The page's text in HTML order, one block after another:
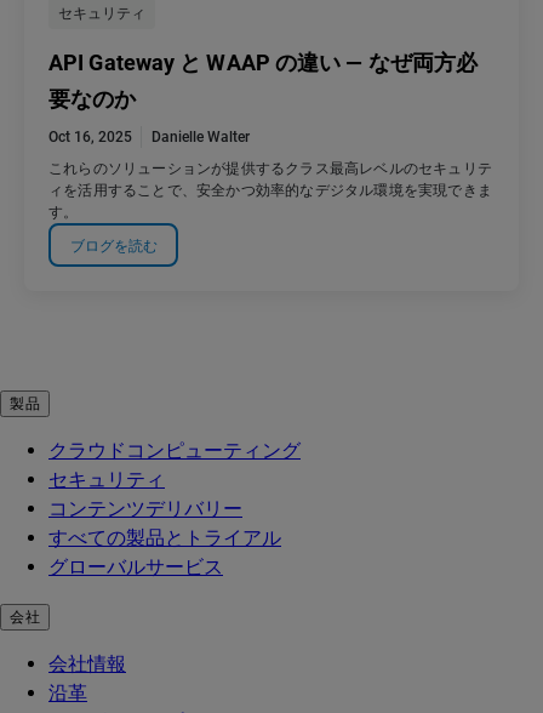
セキュリティ
API Gateway と WAAP の違い — なぜ両方必
要なのか
Oct 16, 2025
Danielle Walter
これらのソリューションが提供するクラス最高レベルのセキュリテ
ィを活用することで、安全かつ効率的なデジタル環境を実現できま
す。
ブログを読む
製品
クラウドコンピューティング
セキュリティ
コンテンツデリバリー
すべての製品とトライアル
グローバルサービス
会社
会社情報
沿革